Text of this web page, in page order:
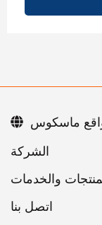
اتصل بنا
ماسكوس